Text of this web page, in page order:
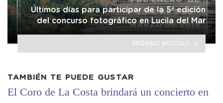
Últimos días para participar de la 5ª edición
del concurso fotográfico en Lucila del Mar
PRÓXIMO ARTÍCULO
TAMBIÉN TE PUEDE GUSTAR
El Coro de La Costa brindará un concierto en